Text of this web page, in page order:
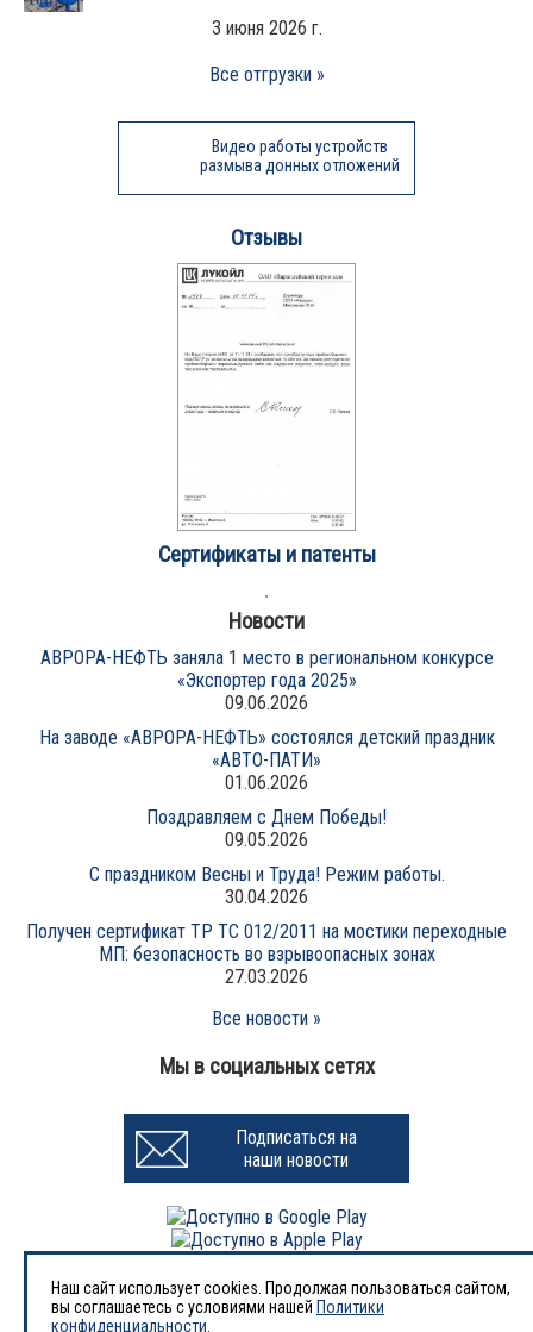
3 июня 2026 г.
Все отгрузки »
Видео работы устройств
размыва донных отложений
Отзывы
Сертификаты и патенты
Новости
АВРОРА-НЕФТЬ заняла 1 место в региональном конкурсе
«Экспортер года 2025»
09.06.2026
На заводе «АВРОРА-НЕФТЬ» состоялся детский праздник
«АВТО-ПАТИ»
01.06.2026
Поздравляем с Днем Победы!
09.05.2026
С праздником Весны и Труда! Режим работы.
30.04.2026
Получен сертификат ТР ТС 012/2011 на мостики переходные
МП: безопасность во взрывоопасных зонах
27.03.2026
Все новости »
Мы в социальных сетях
Подписаться на
наши новости
1998-2026 © Завод «АВРОРА-НЕФТЬ»
ООО «Завод нефтегазового оборудования «АВРОРА-НЕФТЬ»
Наш сайт использует cookies. Продолжая пользоваться сайтом,
вы соглашаетесь с условиями нашей Политики
конфиденциальности